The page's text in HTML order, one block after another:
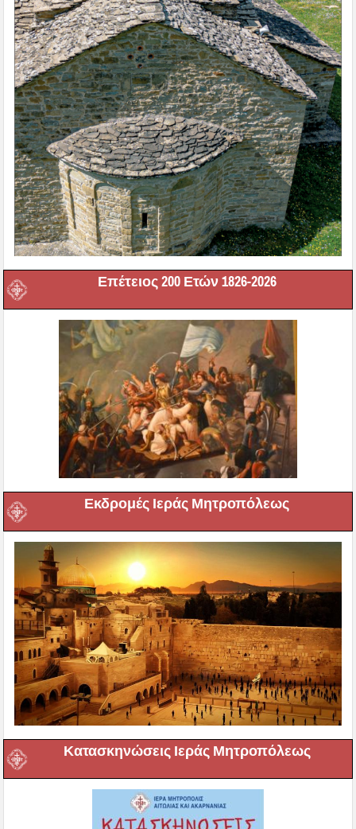
Επέτειος 200 Ετών 1826-2026
Εκδρομές Ιεράς Μητροπόλεως
Κατασκηνώσεις Ιεράς Μητροπόλεως